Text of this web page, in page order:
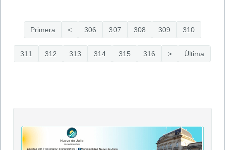
Primera < 306 307 308 309 310
311 312 313 314 315 316 > Última